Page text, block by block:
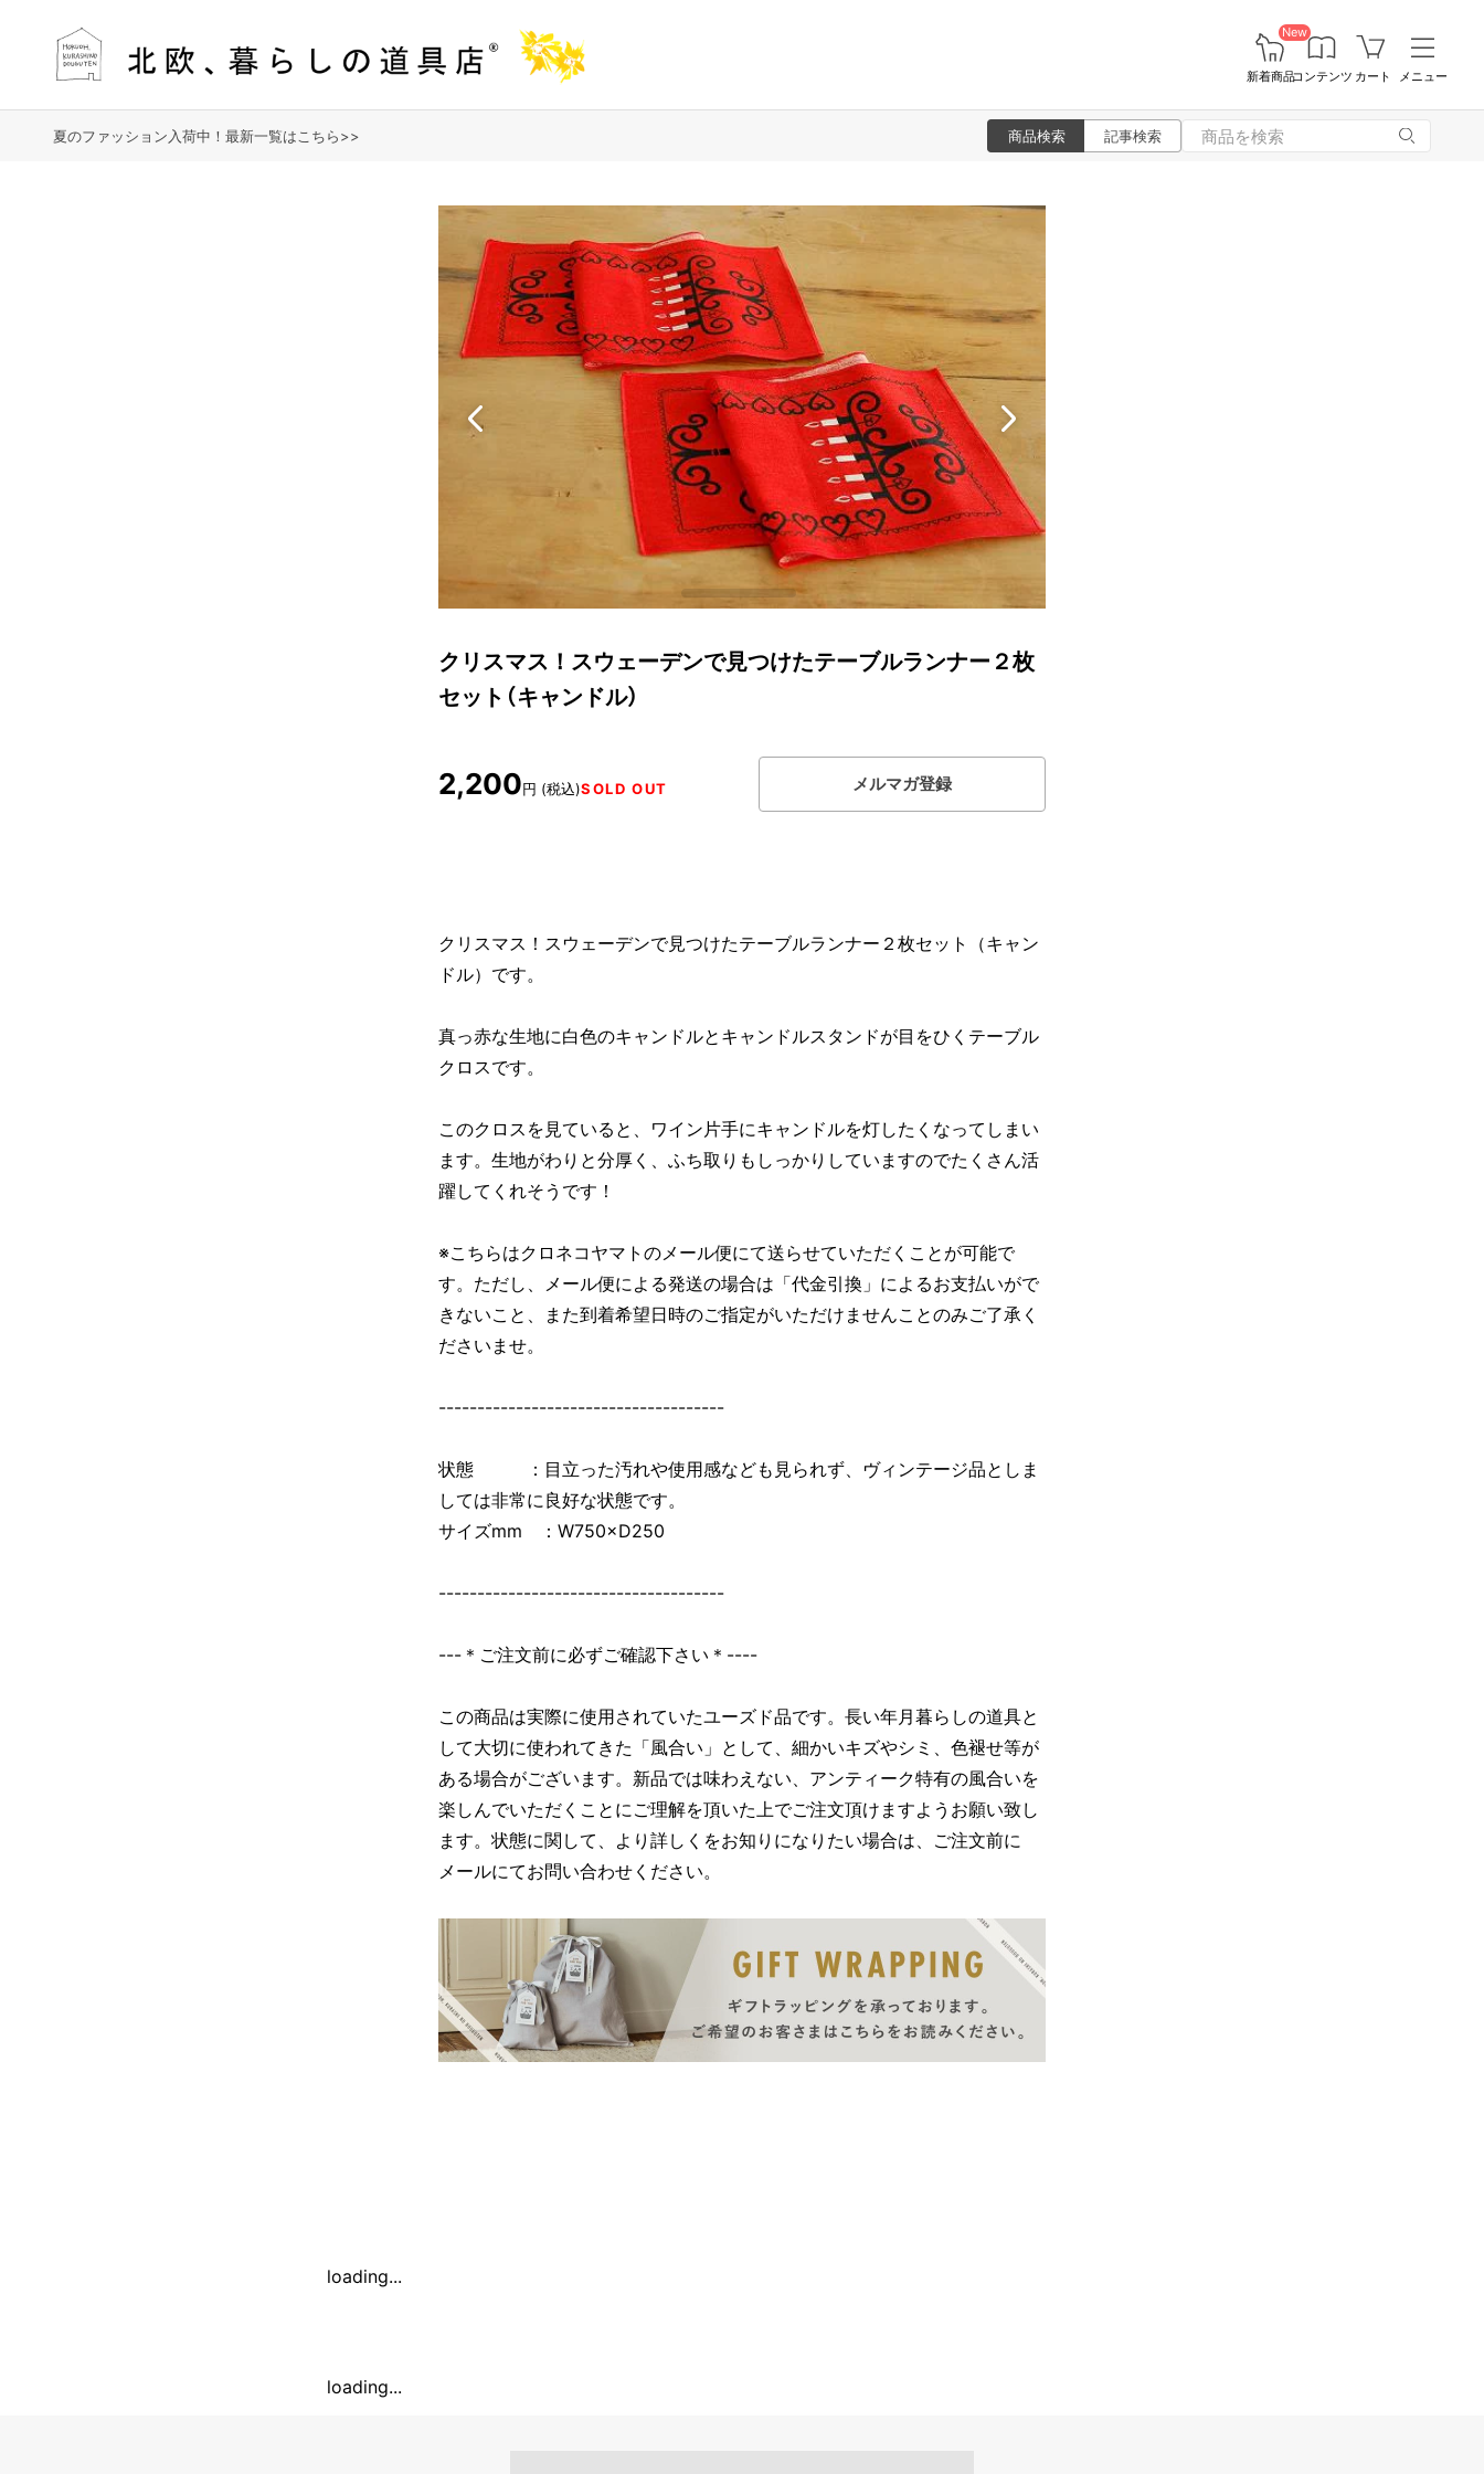
New
新着商品コンテンツ カート メニュー
夏のファッション入荷中！最新一覧はこちら>> 商品検索 記事検索
クリスマス！スウェーデンで見つけたテーブルランナー２枚
セット（キャンドル）
2,200円 (税込)SOLD OUT メルマガ登録
クリスマス！スウェーデンで見つけたテーブルランナー２枚セット（キャン
ドル）です。
真っ赤な生地に白色のキャンドルとキャンドルスタンドが目をひくテーブル
クロスです。
このクロスを見ていると、ワイン片手にキャンドルを灯したくなってしまい
ます。生地がわりと分厚く、ふち取りもしっかりしていますのでたくさん活
躍してくれそうです！
※こちらはクロネコヤマトのメール便にて送らせていただくことが可能で
す。ただし、メール便による発送の場合は「代金引換」によるお支払いがで
きないこと、また到着希望日時のご指定がいただけませんことのみご了承く
ださいませ。
-------------------------------------
状態 ：目立った汚れや使用感なども見られず、ヴィンテージ品としま
しては非常に良好な状態です。
サイズmm ：W750×D250
-------------------------------------
---＊ご注文前に必ずご確認下さい＊----
この商品は実際に使用されていたユーズド品です。長い年月暮らしの道具と
して大切に使われてきた「風合い」として、細かいキズやシミ、色褪せ等が
ある場合がございます。新品では味わえない、アンティーク特有の風合いを
楽しんでいただくことにご理解を頂いた上でご注文頂けますようお願い致し
ます。状態に関して、より詳しくをお知りになりたい場合は、ご注文前に
メールにてお問い合わせください。
loading...
loading...